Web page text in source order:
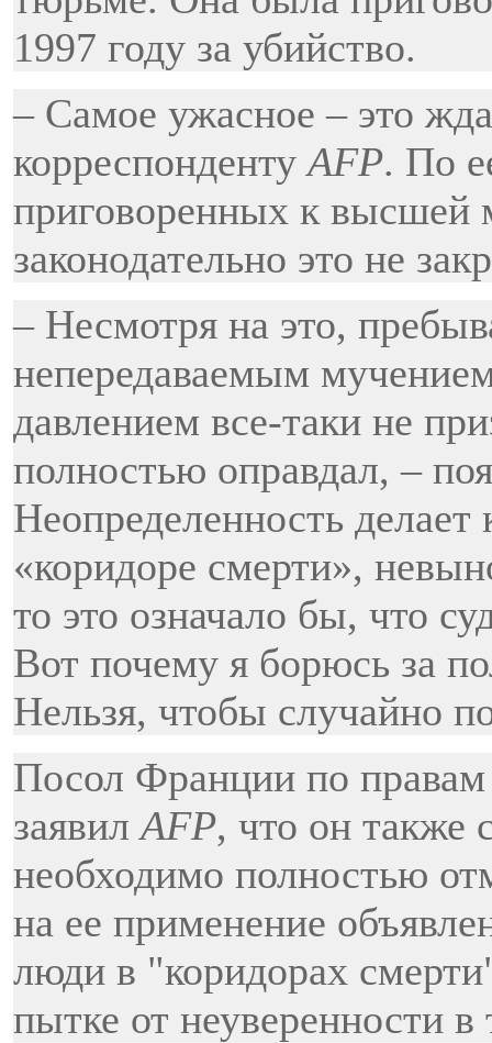
1997 году за убийство.
– Самое ужасное – это
корреспондентуAFP. По
приговоренных к высшей
законодательно это не
– Несмотря на это,
непередаваемым
давлением все-таки не
полностью оправдал, –
Неопределенность
«коридоре смерти»,
то это означало бы, что
Вот почему я борюсь за
Нельзя, чтобы случайно
Посол Франции по
заявилAFP, что он также
необходимо полностью
на ее применение
люди в "коридорах
пытке от неуверенности в